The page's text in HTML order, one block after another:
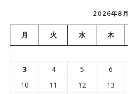
2026年8月
月 火 水 木
3 4 5 6
10
11 12 13